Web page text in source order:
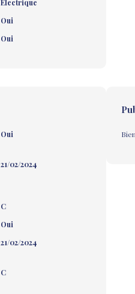
Electrique
Oui
Oui
Oui
21/02/2024
C
Oui
21/02/2024
C